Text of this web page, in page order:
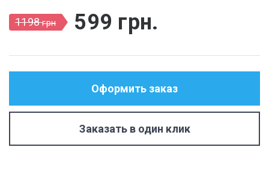
1198грн 599 грн.
Оформить заказ
Заказать в один клик